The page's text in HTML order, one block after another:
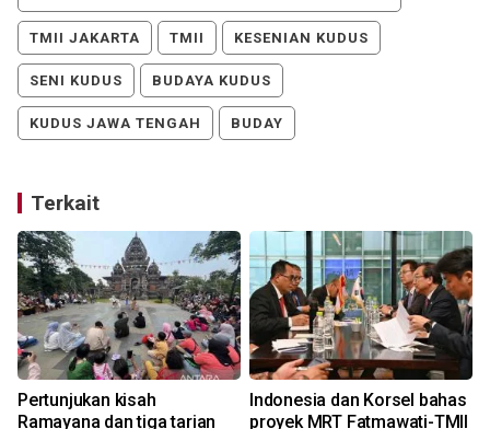
TMII JAKARTA TMII KESENIAN KUDUS
SENI KUDUS BUDAYA KUDUS
KUDUS JAWA TENGAH BUDAY
Terkait
Pertunjukan kisah
Ramayana dan tiga tarian
Indonesia dan Korsel bahas
proyek MRT Fatmawati-TMII